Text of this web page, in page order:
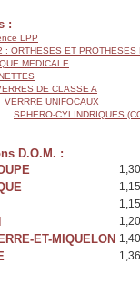
:
LPP
: ORTHESES ET PROTHESES
MEDICALE
DE CLASSE A
VERRRE UNIFOCAUX
SPHERO-CYLINDRIQUES
D.O.M. :
ET-MIQUELON